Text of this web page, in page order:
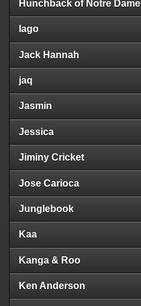
Hunchback of Notre Dame
Iago
Jack Hannah
jaq
Jasmin
Jessica
Jiminy Cricket
Jose Carioca
Junglebook
Kaa
Kanga & Roo
Ken Anderson